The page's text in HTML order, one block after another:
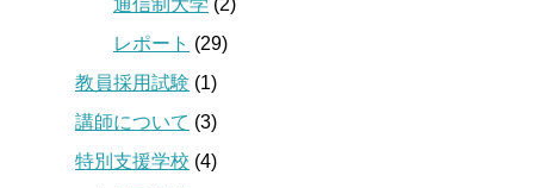
通信制大学 (2)
レポート (29)
教員採用試験 (1)
講師について (3)
特別支援学校 (4)